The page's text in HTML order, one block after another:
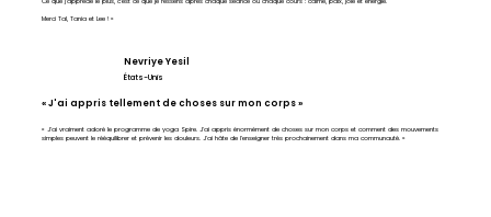
Merci Tal, Tania et Lee ! »
Nevriye Yesil
États-Unis
« J'ai appris tellement de choses sur mon corps »
« J'ai vraiment adoré le programme de yoga Spire. J'ai appris énormément de choses sur mon corps et comment des mouvements
simples peuvent le rééquilibrer et prévenir les douleurs. J'ai hâte de l'enseigner très prochainement dans ma communauté. »